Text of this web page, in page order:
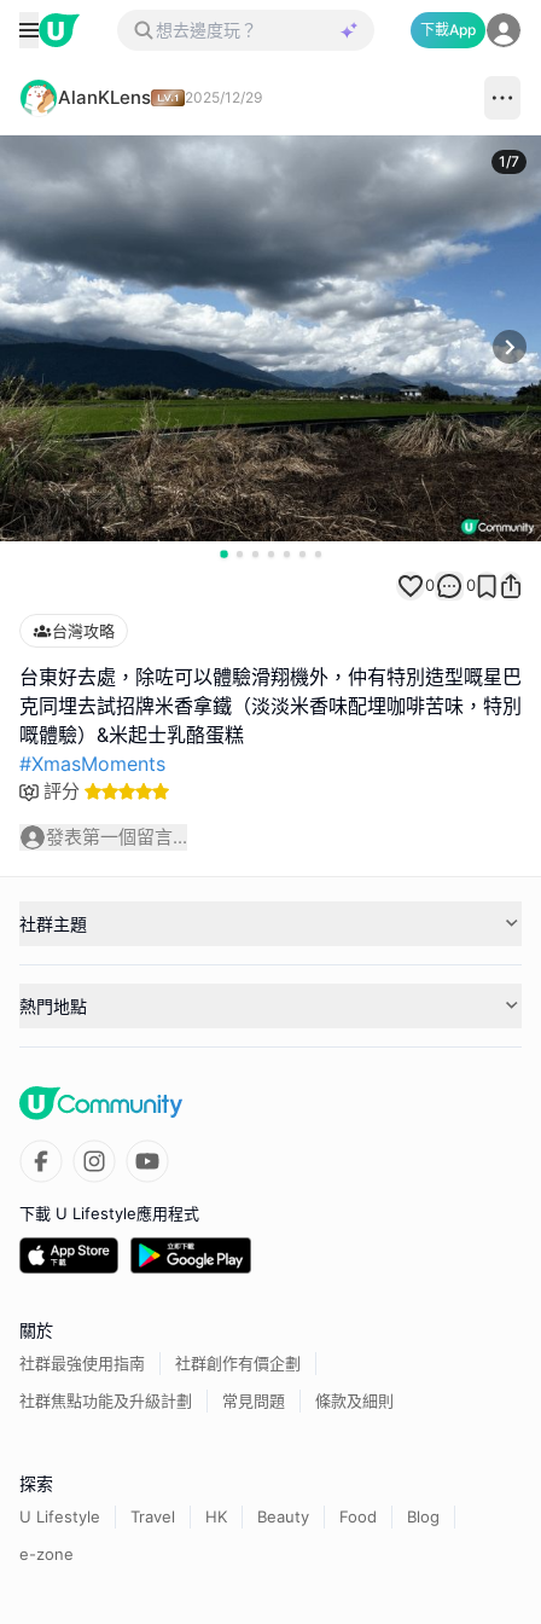
下載App
AlanKLens 2025/12/29
1/7
0 0
台灣攻略
台東好去處，除咗可以體驗滑翔機外，仲有特別造型嘅星巴
克同埋去試招牌米香拿鐵（淡淡米香味配埋咖啡苦味，特別
#XmasMoments
評分
發表第一個留言...
社群主題
熱門地點
下載 U Lifestyle應用程式
關於
社群最強使用指南
社群創作有價企劃
社群焦點功能及升級計劃
常見問題 條款及細則
探索
U Lifestyle Travel HK Beauty Food
Blog
e-zone